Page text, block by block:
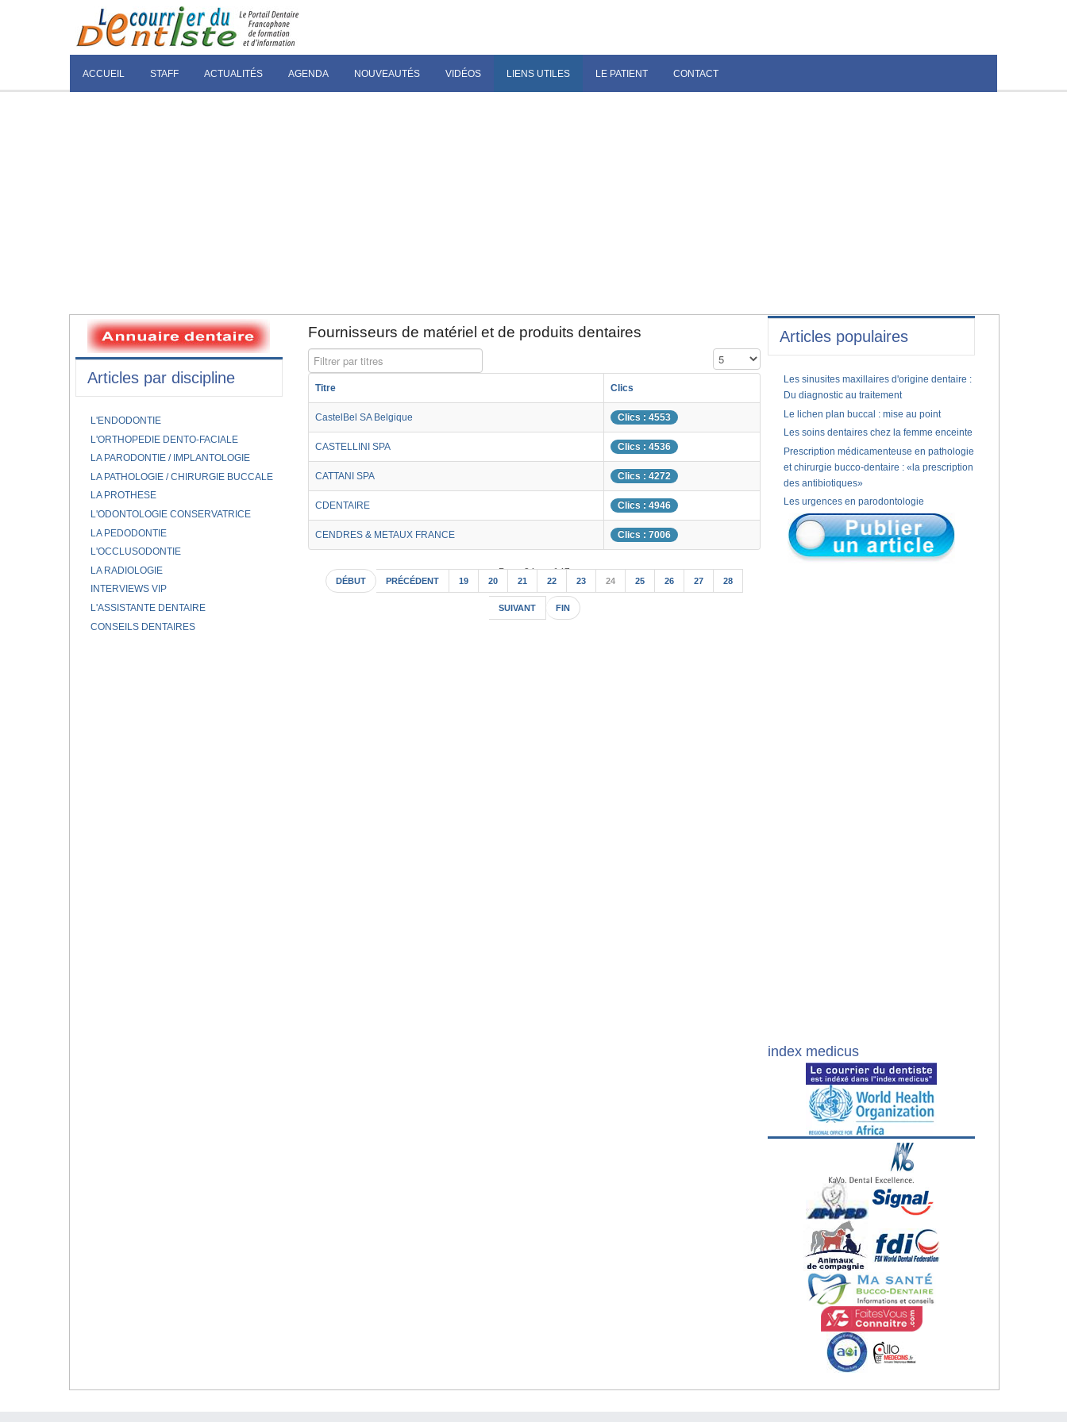
ACCUEIL STAFF ACTUALITÉS AGENDA NOUVEAUTÉS VIDÉOS LIENS UTILES LE PATIENT CONTACT
Fournisseurs de matériel et de produits dentaires
Filtrer par titres Affichage #
Titre Clics
CastelBel SA Belgique Clics : 4553
CASTELLINI SPA Clics : 4536
CATTANI SPA Clics : 4272
CDENTAIRE Clics : 4946
CENDRES & METAUX FRANCE Clics : 7006
Page 24 sur 147
DÉBUT PRÉCÉDENT 19 20 21 22 23 24 25 26 27 28
SUIVANT FIN
Articles par discipline
L'ENDODONTIE
L'ORTHOPEDIE DENTO-FACIALE
LA PARODONTIE / IMPLANTOLOGIE
LA PATHOLOGIE / CHIRURGIE BUCCALE
LA PROTHESE
L'ODONTOLOGIE CONSERVATRICE
LA PEDODONTIE
L'OCCLUSODONTIE
LA RADIOLOGIE
INTERVIEWS VIP
L'ASSISTANTE DENTAIRE
CONSEILS DENTAIRES
Articles populaires
Les sinusites maxillaires d'origine dentaire :
Du diagnostic au traitement
Le lichen plan buccal : mise au point
Les soins dentaires chez la femme enceinte
Prescription médicamenteuse en pathologie
et chirurgie bucco-dentaire : «la prescription
des antibiotiques»
Les urgences en parodontologie
index medicus